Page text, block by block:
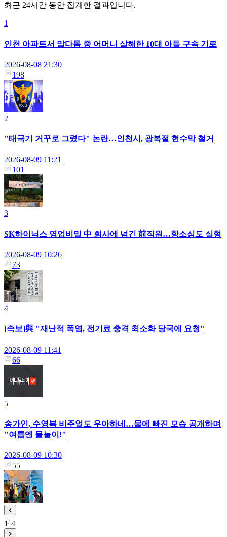
최근 24시간 동안 집계한 결과입니다.
1
인천 아파트서 말다툼 중 어머니 살해한 10대 아들 구속 기로
2026-08-08 21:30
198
2
"태극기 거꾸로 그렸다" 논란…인천시, 광복절 현수막 철거
2026-08-09 11:21
101
3
SK하이닉스 영업비밀 中 회사에 넘긴 前직원…항소심도 실형
2026-08-09 10:26
73
4
[속보]與 "재난적 폭염, 전기료 충격 최소화 당국에 요청"
2026-08-09 11:41
66
5
송가인, 수영복 비주얼도 우아하네…물에 빠진 모습 공개하며
"여름엔 물놀이!"
2026-08-09 10:30
55
1 4